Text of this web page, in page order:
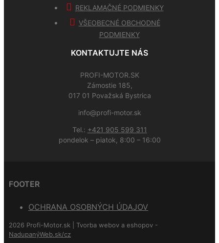
REKLAMAČNÉ PODMIENKY
VŠEOBECNÉ OBCHODNÉ
PODMIENKY
KONTAKTUJTE NÁS
PROFI-MOTOR.SK
Zámostie 185,
017 01 Považská Bystrica
info@profi-motor.sk
Tel.: +421 905 599 311
pondelok – piatok, 8:00 – 16:00
FOOTER
OCHRANA OSOBNÝCH ÚDAJOV
2026 Profi-Motor.sk | Tvorba webov a eshopov -
NadupanýWeb.sk/cz